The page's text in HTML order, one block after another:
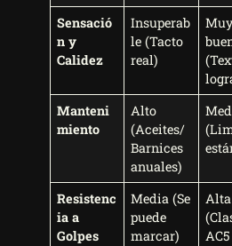
Sensació
n y
Calidez
Insuperab
le (Tacto
real)
Manteni
miento
Alto
(Aceites/
Barnices
anuales)
Resistenc
ia a
Golpes
Media (Se
puede
marcar)
Alta